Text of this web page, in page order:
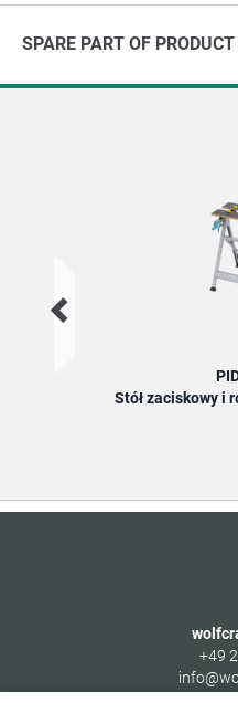
SPARE PART OF PRODUCT
Stół zaciskowy i
+49